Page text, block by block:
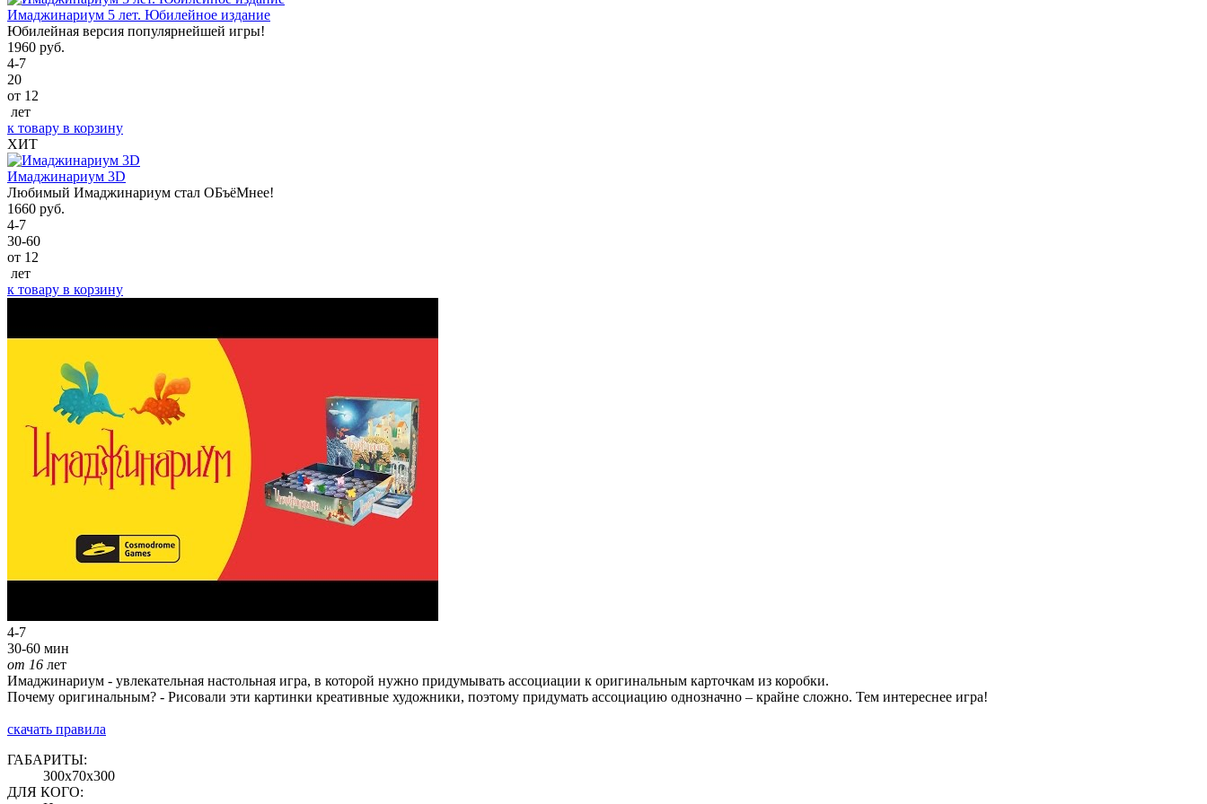
Имаджинариум 5 лет. Юбилейное издание
Юбилейная версия популярнейшей игры!
1960 руб.
4-7
20
от 12
лет
к товару в корзину
ХИТ
Имаджинариум 3D
Любимый Имаджинариум стал ОБъёМнее!
1660 руб.
4-7
30-60
от 12
лет
к товару в корзину
4-7
30-60 мин
от 16 лет
Имаджинариум - увлекательная настольная игра, в которой нужно придумывать ассоциации к оригинальным карточкам из коробки.
Почему оригинальным? - Рисовали эти картинки креативные художники, поэтому придумать ассоциацию однозначно – крайне сложно. Тем интереснее игра!
скачать правила
ГАБАРИТЫ:
300х70х300
ДЛЯ КОГО: